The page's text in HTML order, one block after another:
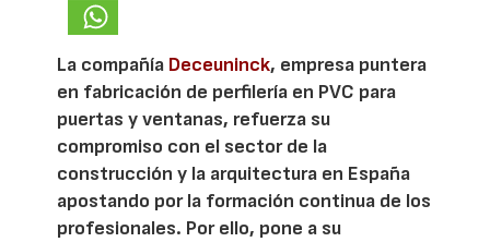
La compañía Deceuninck, empresa puntera
en fabricación de perfilería en PVC para
puertas y ventanas, refuerza su
compromiso con el sector de la
construcción y la arquitectura en España
apostando por la formación continua de los
profesionales. Por ello, pone a su